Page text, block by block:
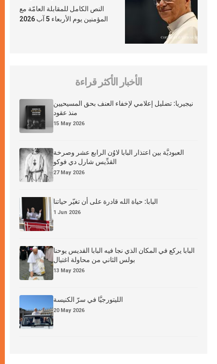
النص الكامل للمقابلة العامّة مع
المؤمنين يوم الأربعاء 5 آب 2026
الأخبار الأكثر قراءة
نيجيريا: تضليل إعلامي لإخفاء العنف بحق المسيحيين
منذ عقود
15 May 2026
العبوديَّة بين اعتذار البابا لاوُن الرابع عشر وصرخة
القدِّيس شارل دي فوكو
27 May 2026
البابا: حياة الله قادرة على أن تغيّر حياتنا
1 Jun 2026
البابا يركع في المكان الذي نجا فيه البابا القديس يوحنا
بولس الثاني من محاولة اغتيال
13 May 2026
الليتورجيَّا في سرّ الكنيسة
20 May 2026